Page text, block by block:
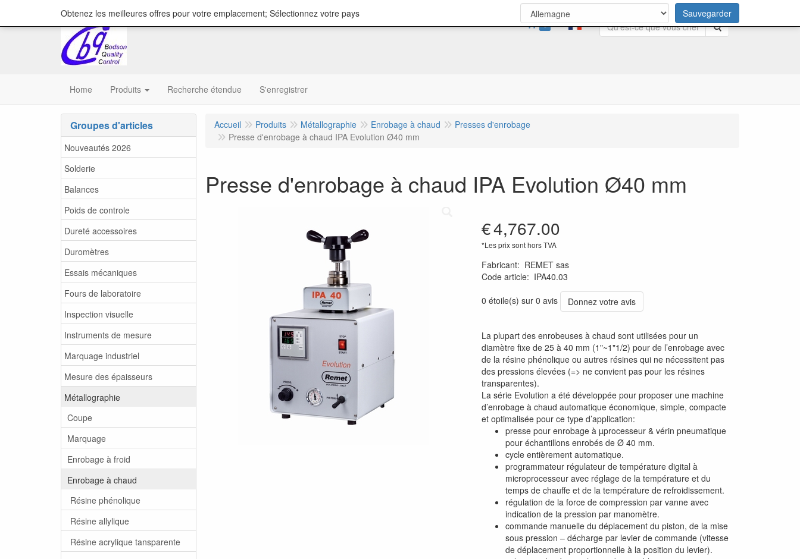
0 Rechercher
Home Produits Recherche étendue S'enregistrer
Groupes d'articles
Nouveautés 2026
Solderie
Balances
Poids de controle
Dureté accessoires
Duromètres
Essais mécaniques
Fours de laboratoire
Inspection visuelle
Instruments de mesure
Marquage industriel
Mesure des épaisseurs
Métallographie
Coupe
Marquage
Enrobage à froid
Enrobage à chaud
Résine phénolique
Résine allylique
Résine acrylique tansparente
Accueil Produits Métallographie Enrobage à chaud
Presses d'enrobage
Presse d'enrobage à chaud IPA Evolution Ø40 mm
Presse d'enrobage à chaud IPA Evolution Ø40 mm
€4,767.00
*Les prix sont hors TVA
Fabricant: REMET sas
Code article: IPA40.03
0 étoile(s) sur 0 avis
Donnez votre avis
La plupart des enrobeuses à chaud sont utilisées pour un
diamètre fixe de 25 à 40 mm (1"~1"1/2) pour de l’enrobage avec
de la résine phénolique ou autres résines qui ne nécessitent pas
des pressions élevées (=> ne convient pas pour les résines
transparentes).
La série Evolution a été développée pour proposer une machine
d’enrobage à chaud automatique économique, simple, compacte
et optimalisée pour ce type d’application:
presse pour enrobage à µprocesseur & vérin pneumatique
pour échantillons enrobés de Ø 40 mm.
cycle entièrement automatique.
programmateur régulateur de température digital à
microprocesseur avec réglage de la température et du
temps de chauffe et de la température de refroidissement.
régulation de la force de compression par vanne avec
indication de la pression par manomètre.
commande manuelle du déplacement du piston, de la mise
sous pression – décharge par levier de commande (vitesse
de déplacement proportionnelle à la position du levier).
Obtenez les meilleures offres pour votre emplacement; Sélectionnez votre pays Sauvegarder